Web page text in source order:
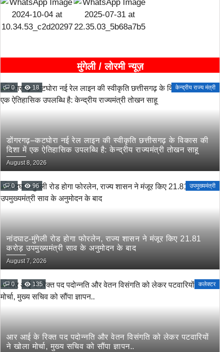
मुंगेली / लोरमी न्यूज़
0 18 केन्द्रीय राज्य मंत्री
डोंगरगढ़–कटघोरा नई रेल लाइन की स्वीकृति छत्तीसगढ़ के विकास की
दिशा में एक ऐतिहासिक उपलब्धि है: केन्द्रीय राज्यमंत्री तोखन साहू
August 8, 2026
0 96 उपमुख्यमंत्री
नांदघाट-मुंगेली रोड होगा फोरलेन, राज्य शासन ने मंजूर किए 21.81
करोड़ उपमुख्यमंत्री साव के अनुमोदन के बाद
August 7, 2026
0 135 कलेक्टर
आर आई के रिक्त पद पदोन्नति और वेतन विसंगति को लेकर पटवारियों
ने खोला मोर्चा, मुख्य सचिव को सौंपा ज्ञापन..